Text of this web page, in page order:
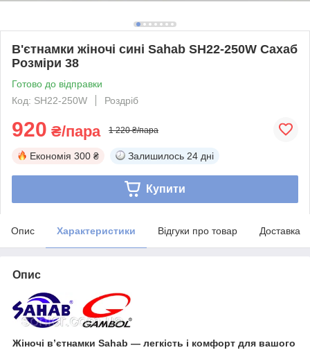
В'єтнамки жіночі сині Sahab SH22-250W Сахаб
Розміри 38
Готово до відправки
Код: SH22-250W
Роздріб
920 ₴/пара 1 220 ₴/пара
Економія 300 ₴ Залишилось 24 дні
Купити
Опис Характеристики Відгуки про товар Доставка
Опис
Жіночі в’єтнамки Sahab — легкість і комфорт для вашого